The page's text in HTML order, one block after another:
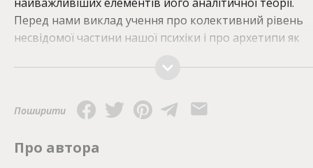
Перед нами виклад учення про колективний рівень
несвідомої частини нашої психіки і про архетипи як
цього колективного несвідомого. Образний
релігіям, мистецтвам, казкам, філософським,
алхімічним і науковим ученням, а також нашим снам,
фантазіям та маренням, допомагає авторові
описати ці архетипи, а також дослідити їхній вплив
Поширити
Про автора